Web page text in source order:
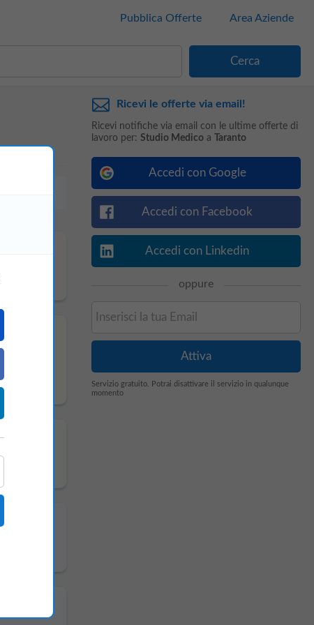
Pubblica Offerte Area Aziende
Ricevi le offerte via email!
Ricevi notifiche via email con le ultime offerte di
lavoro per: Studio Medicoa Taranto
Accedi con Google
Accedi con Facebook
Accedi con Linkedin
oppure
Servizio gratuito. Potrai disattivare il servizio in qualunque
momento